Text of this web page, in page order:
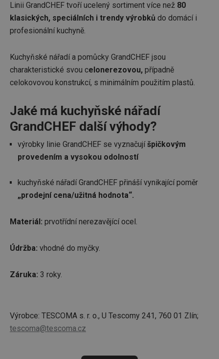
Linii GrandCHEF tvoří ucelený sortiment více než 80
klasických, speciálních i trendy výrobků do domácí i
profesionální kuchyně.
Kuchyňské nářadí a pomůcky GrandCHEF jsou
charakteristické svou celonerezovou, případně
celokovovou konstrukcí, s minimálním použitím plastů.
Jaké má kuchyňské nářadí
GrandCHEF další výhody?
výrobky linie GrandCHEF se vyznačujíšpičkovým
provedením a vysokou odolností
kuchyňské nářadí GrandCHEF přináší vynikající poměr
„prodejní cena/užitná hodnota“.
Materiál: prvotřídní nerezavějící ocel.
Údržba: vhodné do myčky.
Záruka: 3 roky.
Výrobce: TESCOMA s. r. o., U Tescomy 241, 760 01 Zlín;
tescoma@tescoma.cz